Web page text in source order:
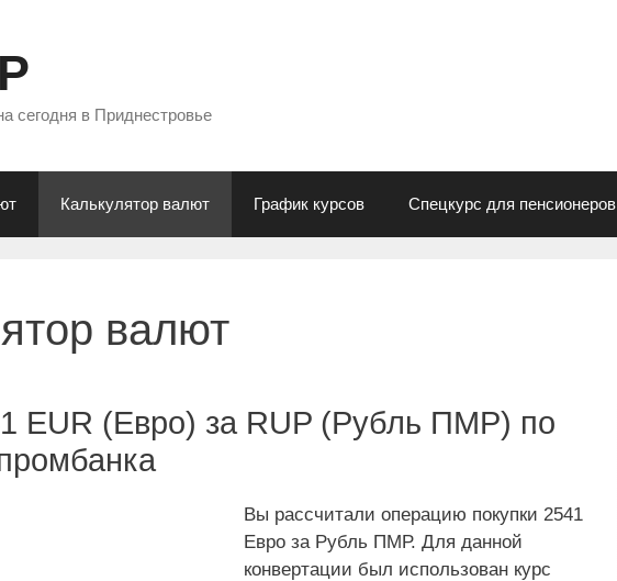
сегодня в Приднестровье
Калькулятор валют График курсов Спецкурс для пенсионеров
валют
EUR (Евро) за RUP (Рубль ПМР) по
Вы рассчитали операцию покупки 2541
Евро за Рубль ПМР. Для данной
конвертации был использован курс